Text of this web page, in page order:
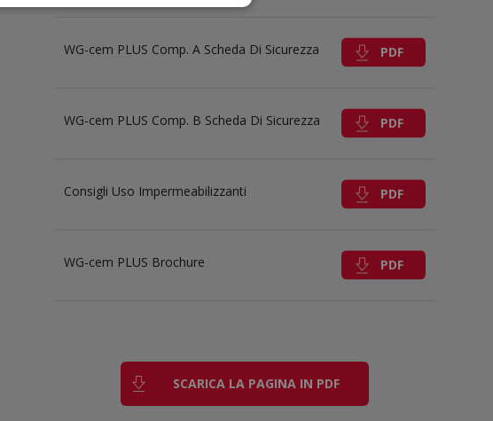
WG-cem PLUS Comp. A Scheda Di Sicurezza PDF
WG-cem PLUS Comp. B Scheda Di Sicurezza PDF
Consigli Uso Impermeabilizzanti PDF
WG-cem PLUS Brochure PDF
SCARICA LA PAGINA IN PDF